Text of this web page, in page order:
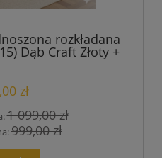
rozkładana
Dąb Craft Złoty +
zł
1 099,00 zł
999,00 zł